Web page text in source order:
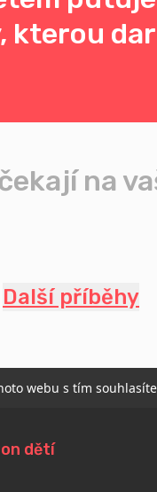
kterou
na
Další příběhy
webu s tím
dětí